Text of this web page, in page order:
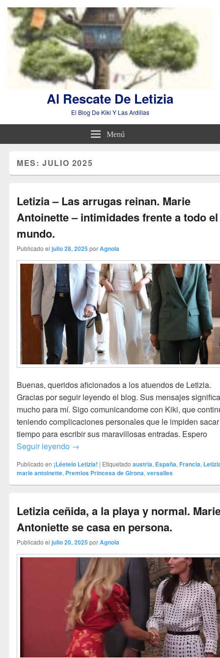
Al Rescate De Letizia
El Blog De Kiki Y Las Ardillas
Menú
MES:JULIO 2025
Letizia – Las arrugas reinan. Marie
Antoinette – intimidades frente a todo el
mundo.
Publicado el julio 28, 2025 porAgnola
Buenas, queridos aficionados a los atuendos de Letizia.
Gracias por seguir leyendo el blog. Sus mensajes
mucho para mí. Sigo comunicandome con Kiki, que
teniendo complicaciones personales que le impiden sacar
tiempo para escribir sus maravillosas entradas. Espero
Seguir leyendo Letizia – Las arrugas reinan. Marie
→
Publicado en ¡Léetelo Letizia! | Etiquetado austria, España, Francia,
marie antoinette, Premios Princesa de Girona,versalles
Letizia ceñida, a la playa y normal.
Antoniette se casa en persona.
Publicado el julio 20, 2025 porAgnola